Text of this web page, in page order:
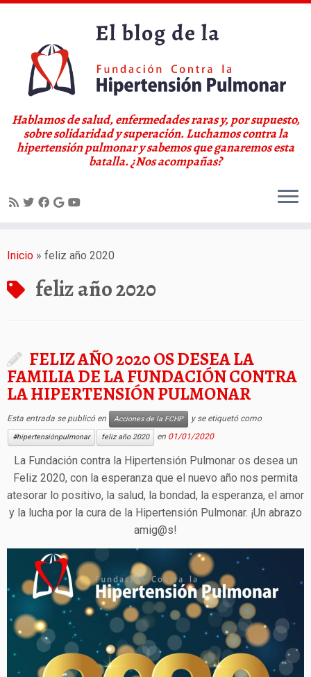
Hablamos de salud, enfermedades raras y, por supuesto,
sobre solidaridad y superación. Luchamos contra la
hipertensión pulmonar y sabemos que ganaremos esta
batalla. ¿Nos acompañas?
Inicio » feliz año 2020
feliz año 2020
FELIZ AÑO 2020 OS DESEA LA
FAMILIA DE LA FUNDACIÓN CONTRA
LA HIPERTENSIÓN PULMONAR
Esta entrada se publicó en Acciones de la FCHP y se etiquetó como
#hipertensiónpulmonar feliz año 2020 en 01/01/2020
La Fundación contra la Hipertensión Pulmonar os desea un
Feliz 2020, con la esperanza que el nuevo año nos permita
atesorar lo positivo, la salud, la bondad, la esperanza, el amor
y la lucha por la cura de la Hipertensión Pulmonar. ¡Un abrazo
amig@s!